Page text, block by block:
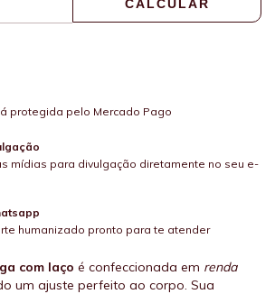
CALCULAR
protegida pelo Mercado Pago
mídias para divulgação diretamente no seu e-
humanizado pronto para te atender
com laço é confeccionada em renda
um ajuste perfeito ao corpo. Sua